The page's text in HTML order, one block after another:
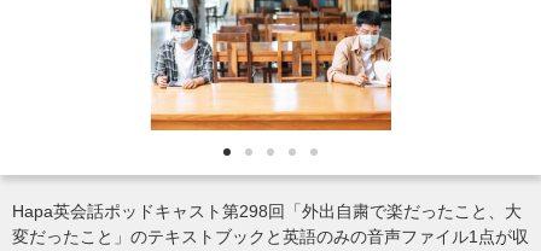
Hapa英会話ポッドキャスト第298回「外出自粛で楽だったこと、大
変だったこと」のテキストブックと英語のみの音声ファイル1点が収